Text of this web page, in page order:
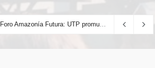
Foro Amazonía Futura: UTP promueve la innovación tecnológica y el desarrollo sostenible de la Amazonía peruana